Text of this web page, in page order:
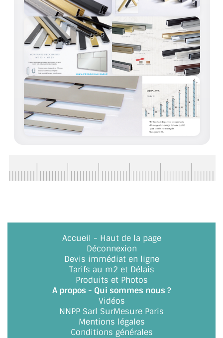
PORTE EN VERRE
GARDE CORPS EN VERRE
VERRIÈRE TYPE ATELIER
VERRES TEXTURÉS
PLEXIGLAS PMMA
DOUBLE VITRAGE
ACCESSOIRES & QUINCAILLERIE
VITRINE EN VERRE
CONNECTEURS ET ASSEMBLAGE DE VERRES
PLATS ET CORNIÈRES
LES CHARNIÈRES DE PORTE EN VERRE
BOUTONS ET POIGNÉES
Accueil - Haut de la page
Déconnexion
Devis immédiat en ligne
Tarifs au m2 et Délais
Produits et Photos
A propos - Qui sommes nous ?
Vidéos
NNPP Sarl SurMesure Paris
Mentions légales
Conditions générales